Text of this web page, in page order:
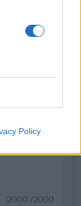
Policy
50 /50
2000 /2000